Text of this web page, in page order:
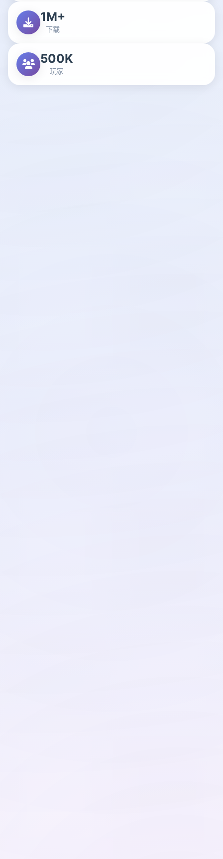
1M+
下载
500K
玩家